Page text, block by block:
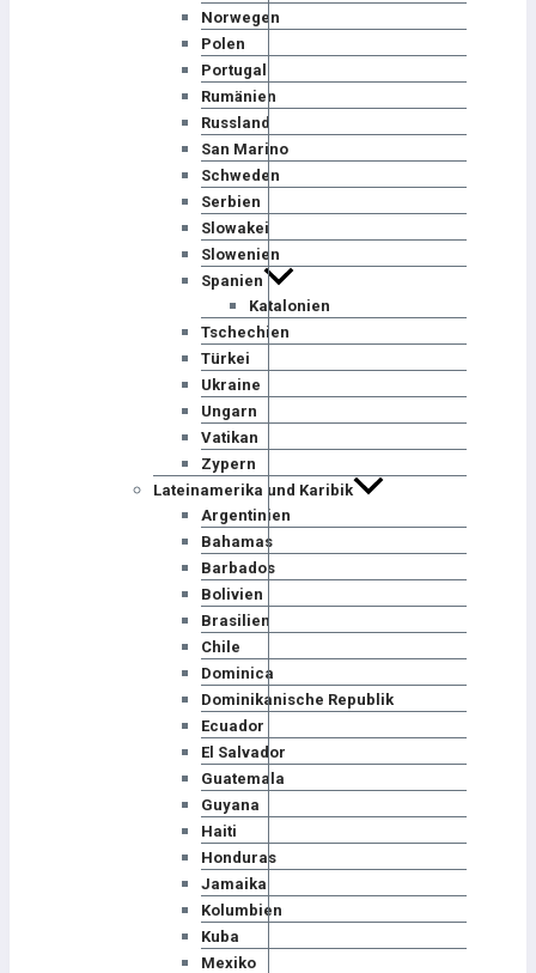
Norwegen
Polen
Portugal
Rumänien
Russland
San Marino
Schweden
Serbien
Slowakei
Slowenien
Spanien
Katalonien
Tschechien
Türkei
Ukraine
Ungarn
Vatikan
Zypern
Lateinamerika und Karibik
Argentinien
Bahamas
Barbados
Bolivien
Brasilien
Chile
Dominica
Dominikanische Republik
Ecuador
El Salvador
Guatemala
Guyana
Haiti
Honduras
Jamaika
Kolumbien
Kuba
Mexiko